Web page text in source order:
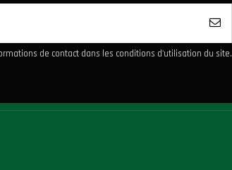
de contact dans les conditions d'utilisation du site.